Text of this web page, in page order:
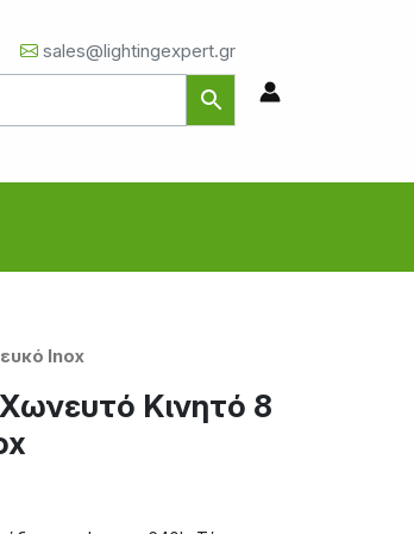
sales@lightingexpert.gr
Inox
Κινητό 8